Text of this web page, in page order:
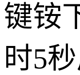
键铵
时5